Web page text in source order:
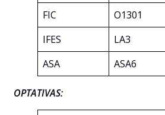
FIC
O1301
IFES
LA3
ASA
ASA6
OPTATIVAS: